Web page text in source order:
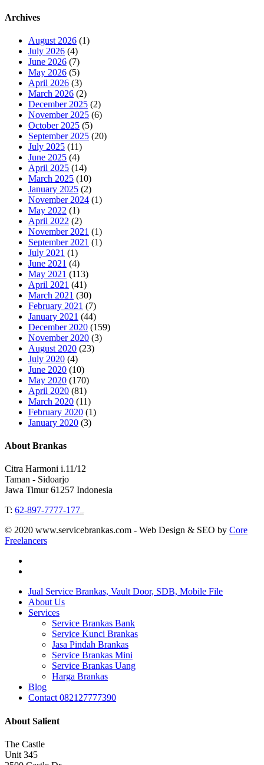
Archives
August 2026 (1)
July 2026 (4)
June 2026 (7)
May 2026 (5)
April 2026 (3)
March 2026 (2)
December 2025 (2)
November 2025 (6)
October 2025 (5)
September 2025 (20)
July 2025 (11)
June 2025 (4)
April 2025 (14)
March 2025 (10)
January 2025 (2)
November 2024 (1)
May 2022 (1)
April 2022 (2)
November 2021 (1)
September 2021 (1)
July 2021 (1)
June 2021 (4)
May 2021 (113)
April 2021 (41)
March 2021 (30)
February 2021 (7)
January 2021 (44)
December 2020 (159)
November 2020 (3)
August 2020 (23)
July 2020 (4)
June 2020 (10)
May 2020 (170)
April 2020 (81)
March 2020 (11)
February 2020 (1)
January 2020 (3)
About Brankas
Citra Harmoni i.11/12
Taman - Sidoarjo
Jawa Timur 61257 Indonesia
T: 62-897-7777-177
© 2020 www.servicebrankas.com - Web Design & SEO by Core
Freelancers
Close
Menu
Jual Service Brankas, Vault Door, SDB, Mobile File
About Us
Services
Service Brankas Bank
Service Kunci Brankas
Jasa Pindah Brankas
Service Brankas Mini
Service Brankas Uang
Harga Brankas
Blog
Contact 082127777390
About Salient
The Castle
Unit 345